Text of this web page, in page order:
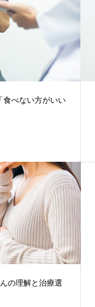
食べない方がいい
の理解と治療選